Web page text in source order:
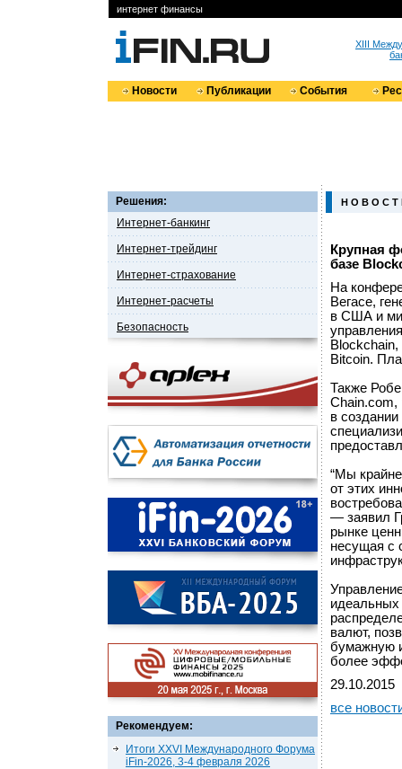
интернет финансы
XIII
Новости Публикации События
Решения:
Интернет-банкинг
Интернет-трейдинг
Интернет-страхование
Интернет-расчеты
Безопасность
Рекомендуем:
Итоги XXVI Международного Форума
iFin-2026, 3-4 февраля 2026
Н О В О С Т
Крупная
базе
На
Вегасе,
в США и
Blockchain,
Bitcoin.
Также
Chain.com,
в
“Мы
от этих
— заявил
рынке
несущая с
идеальных
валют,
бумажную
более
29.10.2015
все